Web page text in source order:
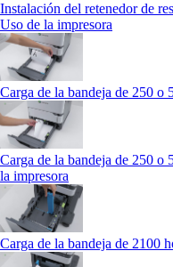
Instalación del retenedor de
Uso de la impresora
Carga de la bandeja de 250 o
Carga de la bandeja de 250 o
la impresora
Carga de la bandeja de 2100